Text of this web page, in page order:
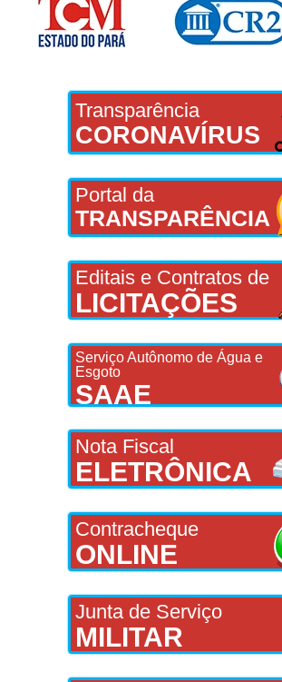
Transparência
CORONAVÍRUS
Portal da
TRANSPARÊNCIA
Editais e Contratos de
LICITAÇÕES
Serviço Autônomo de Água e
Esgoto
SAAE
Nota Fiscal
ELETRÔNICA
Contracheque
ONLINE
Junta de Serviço
MILITAR